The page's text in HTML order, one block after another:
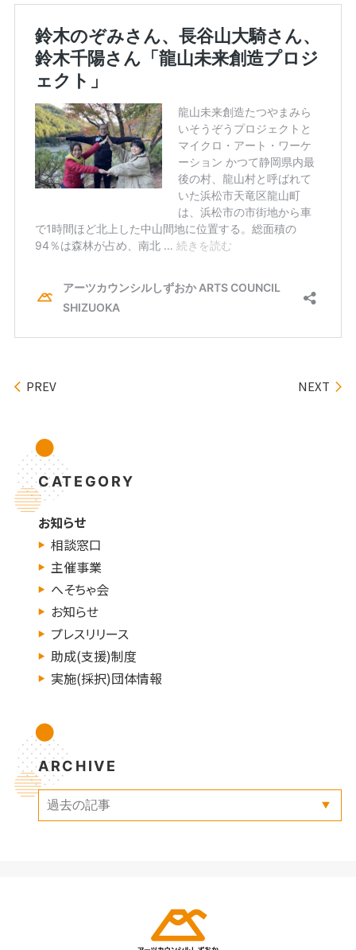
NEXT
PREV
CATEGORY
お知らせ
相談窓口
主催事業
へそちゃ会
お知らせ
プレスリリース
助成(支援)制度
実施(採択)団体情報
ARCHIVE